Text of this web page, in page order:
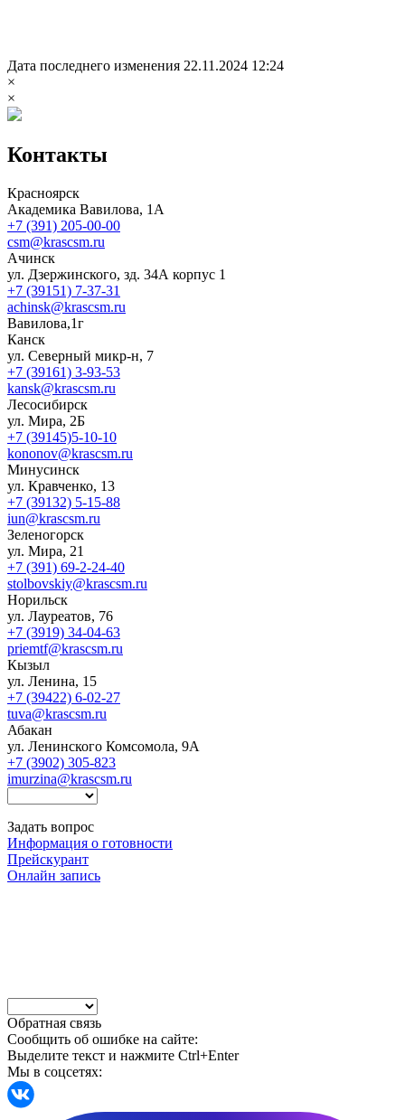
Дата последнего изменения 22.11.2024 12:24
×
×
Контакты
Красноярск
Академика Вавилова, 1А
+7 (391) 205-00-00
csm@krascsm.ru
Ачинск
ул. Дзержинского, зд. 34А корпус 1
+7 (39151) 7-37-31
achinsk@krascsm.ru
Вавилова,1г
Канск
ул. Северный микр-н, 7
+7 (39161) 3-93-53
kansk@krascsm.ru
Лесосибирск
ул. Мира, 2Б
+7 (39145)5-10-10
kononov@krascsm.ru
Минусинск
ул. Кравченко, 13
+7 (39132) 5-15-88
iun@krascsm.ru
Зеленогорск
ул. Мира, 21
+7 (391) 69-2-24-40
stolbovskiy@krascsm.ru
Норильск
ул. Лауреатов, 76
+7 (3919) 34-04-63
priemtf@krascsm.ru
Кызыл
ул. Ленина, 15
+7 (39422) 6-02-27
tuva@krascsm.ru
Абакан
ул. Ленинского Комсомола, 9А
+7 (3902) 305-823
imurzina@krascsm.ru
Задать вопрос
Информация о готовности
Прейскурант
Онлайн запись
Обратная связь
Сообщить об ошибке на сайте:
Выделите текст и нажмите Ctrl+Enter
Мы в соцсетях: